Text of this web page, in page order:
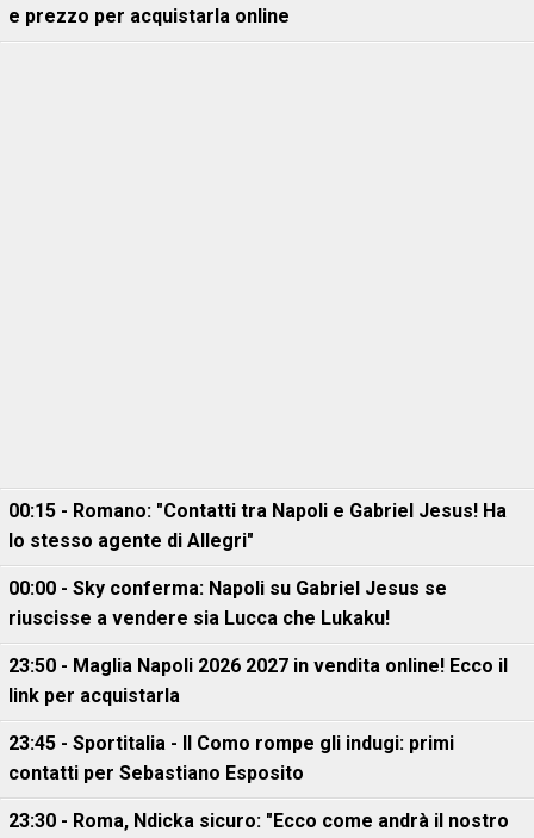
e prezzo per acquistarla online
00:15 - Romano: "Contatti tra Napoli e Gabriel Jesus! Ha
lo stesso agente di Allegri"
00:00 - Sky conferma: Napoli su Gabriel Jesus se
riuscisse a vendere sia Lucca che Lukaku!
23:50 - Maglia Napoli 2026 2027 in vendita online! Ecco il
link per acquistarla
23:45 - Sportitalia - Il Como rompe gli indugi: primi
contatti per Sebastiano Esposito
23:30 - Roma, Ndicka sicuro: "Ecco come andrà il nostro